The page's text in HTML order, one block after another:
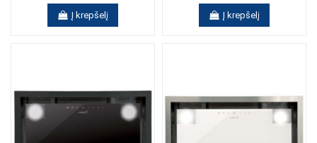
Į krepšelį Į krepšelį